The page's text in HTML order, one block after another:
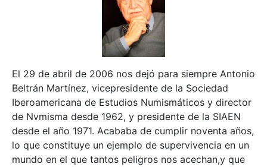
El 29 de abril de 2006 nos dejó para siempre Antonio
Beltrán Martínez, vicepresidente de la Sociedad
Iberoamericana de Estudios Numismáticos y director
de Nvmisma desde 1962, y presidente de la SIAEN
desde el año 1971. Acababa de cumplir noventa años,
lo que constituye un ejemplo de supervivencia en un
mundo en el que tantos peligros nos acechan,y que